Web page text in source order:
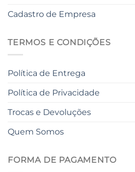
Cadastro de Empresa
TERMOS E CONDIÇÕES
Política de Entrega
Política de Privacidade
Trocas e Devoluções
Quem Somos
FORMA DE PAGAMENTO